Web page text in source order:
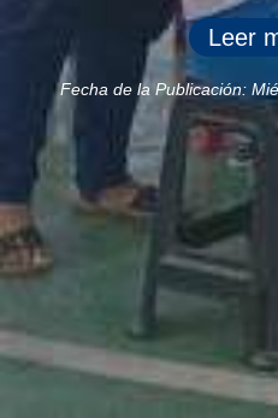
Fecha de la Publicación: